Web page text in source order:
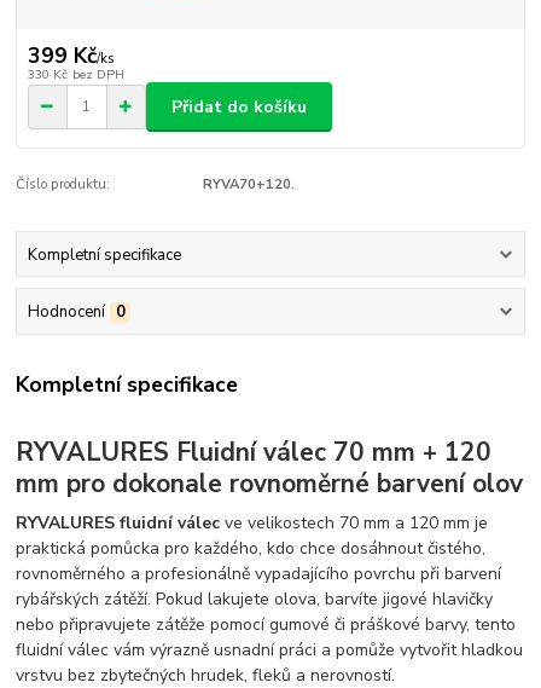
399 Kč/ks
330 Kč bez DPH
Přidat do košíku
Číslo produktu: RYVA70+120.
Kompletní specifikace
Hodnocení 0
Kompletní specifikace
RYVALURES Fluidní válec 70 mm + 120
mm pro dokonale rovnoměrné barvení olov
RYVALURES fluidní válec ve velikostech 70 mm a 120 mm je
praktická pomůcka pro každého, kdo chce dosáhnout čistého,
rovnoměrného a profesionálně vypadajícího povrchu při barvení
rybářských zátěží. Pokud lakujete olova, barvíte jigové hlavičky
nebo připravujete zátěže pomocí gumové či práškové barvy, tento
fluidní válec vám výrazně usnadní práci a pomůže vytvořit hladkou
vrstvu bez zbytečných hrudek, fleků a nerovností.